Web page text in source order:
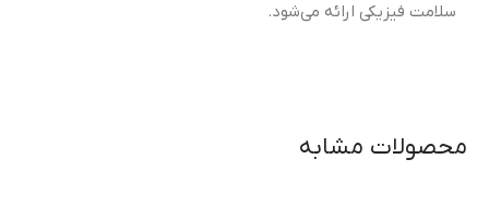
سلامت فیزیکی ارائه می‌شود.
محصولات مشابه